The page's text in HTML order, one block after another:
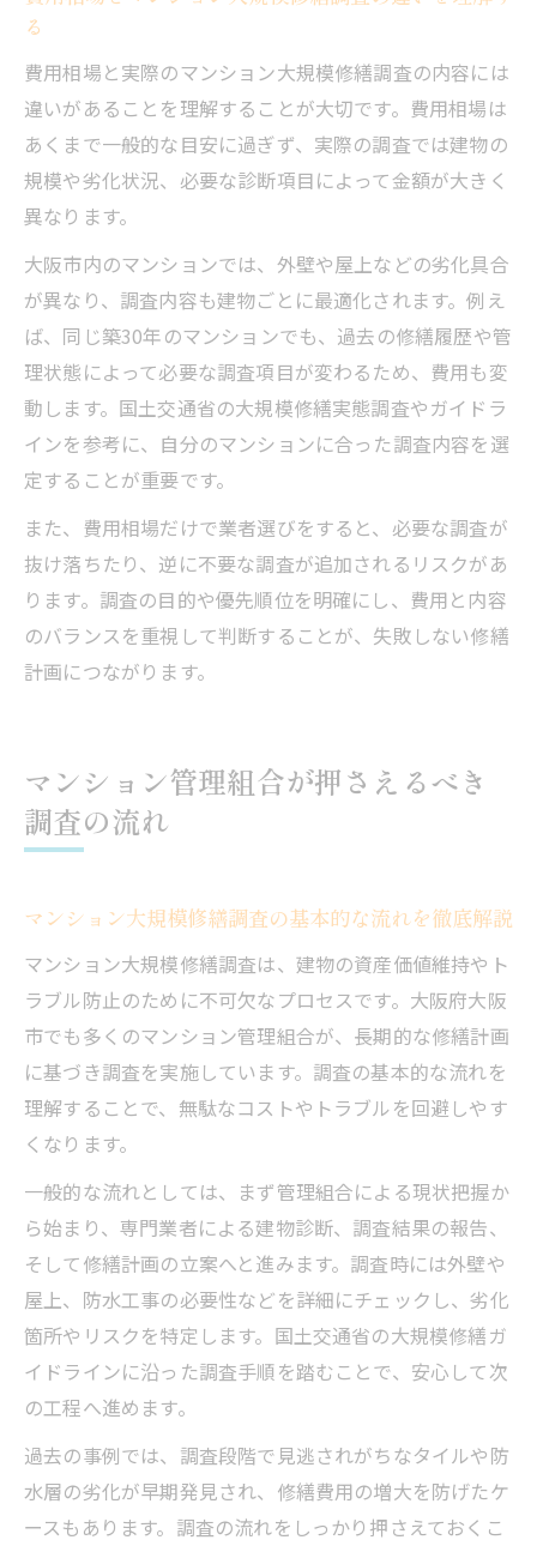
る
費用相場と実際のマンション大規模修繕調査の内容には
違いがあることを理解することが大切です。費用相場は
あくまで一般的な目安に過ぎず、実際の調査では建物の
規模や劣化状況、必要な診断項目によって金額が大きく
異なります。
大阪市内のマンションでは、外壁や屋上などの劣化具合
が異なり、調査内容も建物ごとに最適化されます。例え
ば、同じ築30年のマンションでも、過去の修繕履歴や管
理状態によって必要な調査項目が変わるため、費用も変
動します。国土交通省の大規模修繕実態調査やガイドラ
インを参考に、自分のマンションに合った調査内容を選
定することが重要です。
また、費用相場だけで業者選びをすると、必要な調査が
抜け落ちたり、逆に不要な調査が追加されるリスクがあ
ります。調査の目的や優先順位を明確にし、費用と内容
のバランスを重視して判断することが、失敗しない修繕
計画につながります。
マンション管理組合が押さえるべき
調査の流れ
マンション大規模修繕調査の基本的な流れを徹底解説
マンション大規模修繕調査は、建物の資産価値維持やト
ラブル防止のために不可欠なプロセスです。大阪府大阪
市でも多くのマンション管理組合が、長期的な修繕計画
に基づき調査を実施しています。調査の基本的な流れを
理解することで、無駄なコストやトラブルを回避しやす
くなります。
一般的な流れとしては、まず管理組合による現状把握か
ら始まり、専門業者による建物診断、調査結果の報告、
そして修繕計画の立案へと進みます。調査時には外壁や
屋上、防水工事の必要性などを詳細にチェックし、劣化
箇所やリスクを特定します。国土交通省の大規模修繕ガ
イドラインに沿った調査手順を踏むことで、安心して次
の工程へ進めます。
過去の事例では、調査段階で見逃されがちなタイルや防
水層の劣化が早期発見され、修繕費用の増大を防げたケ
ースもあります。調査の流れをしっかり押さえておくこ